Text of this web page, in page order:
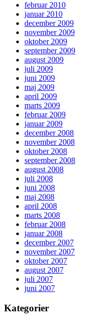
februar 2010
januar 2010
december 2009
november 2009
oktober 2009
september 2009
august 2009
juli 2009
juni 2009
maj 2009
april 2009
marts 2009
februar 2009
januar 2009
december 2008
november 2008
oktober 2008
september 2008
august 2008
juli 2008
juni 2008
maj 2008
april 2008
marts 2008
februar 2008
januar 2008
december 2007
november 2007
oktober 2007
august 2007
juli 2007
juni 2007
Kategorier